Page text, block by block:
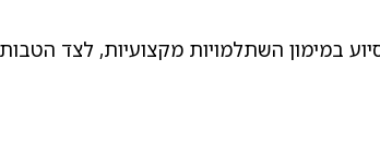
במימון השתלמויות מקצועיות, לצד